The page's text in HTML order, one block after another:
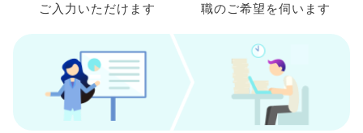
ご入力 いただけます
職のご希望を伺います